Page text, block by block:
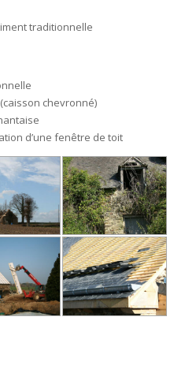
traditionnelle
chevronné)
d’une fenêtre de toit